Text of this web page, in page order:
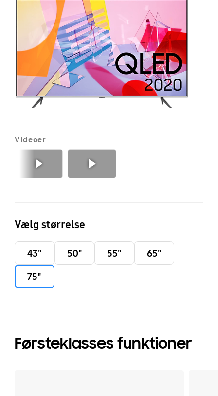
Videoer
Vælg størrelse
43" 50" 55"
65"
75"
Førsteklasses funktioner